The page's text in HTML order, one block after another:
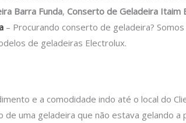
Barra Funda,Conserto de Geladeira Itaim
– Procurando conserto de geladeira? Somos
de geladeiras Electrolux.
e a comodidade indo até o local do
uma geladeira que não estava gelando a